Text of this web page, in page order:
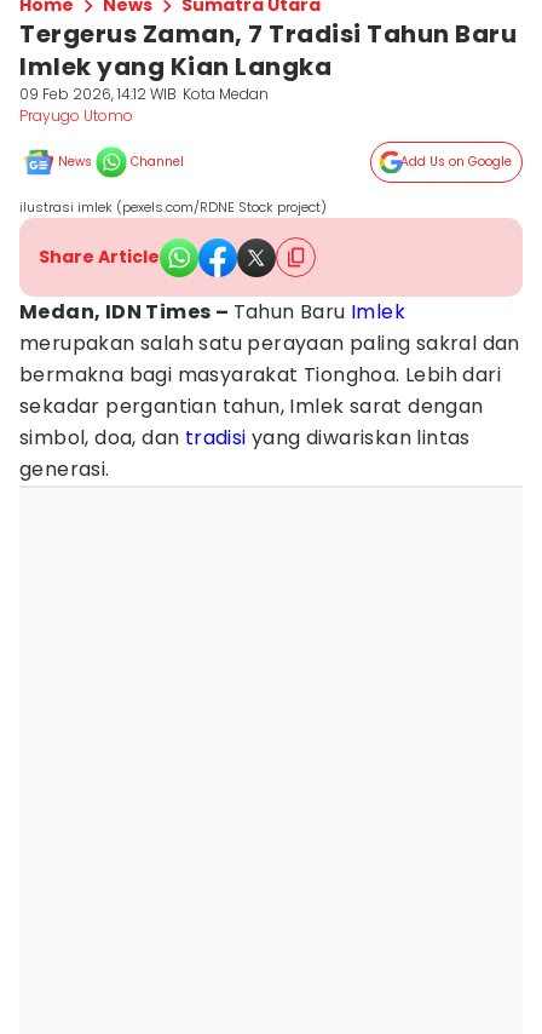
Home News Sumatra Utara
Tergerus Zaman, 7 Tradisi Tahun Baru
Imlek yang Kian Langka
09 Feb 2026, 14:12 WIB Kota Medan
Prayugo Utomo
News Channel Add Us on Google
ilustrasi imlek (pexels.com/RDNE Stock project)
Share Article
Medan, IDN Times – Tahun Baru Imlek
merupakan salah satu perayaan paling sakral dan
bermakna bagi masyarakat Tionghoa. Lebih dari
sekadar pergantian tahun, Imlek sarat dengan
simbol, doa, dan tradisi yang diwariskan lintas
generasi.